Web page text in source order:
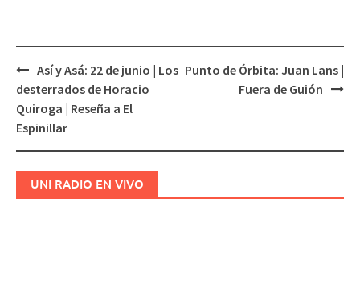
Navegación
de
entradas
Así y Asá: 22 de junio | Los
desterrados de Horacio
Quiroga | Reseña a El
Espinillar
Punto de Órbita: Juan Lans |
Fuera de Guión
UNI RADIO EN VIVO